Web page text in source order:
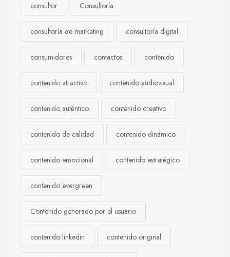
consultor Consultoría
consultoría de marketing consultoría digital
consumidores contactos contenido
contenido atractivo contenido audiovisual
contenido auténtico contenido creativo
contenido de calidad contenido dinámico
contenido emocional contenido estratégico
contenido evergreen
Contenido generado por el usuario
contenido linkedin contenido original